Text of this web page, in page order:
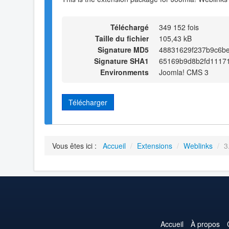
Téléchargé
349 152 fois
Taille du fichier
105,43 kB
Signature MD5
Signature SHA1
Environments
Joomla! CMS 3
Télécharger
Vous êtes ici : Accueil / Extensions / Weblinks /
Accueil À propos